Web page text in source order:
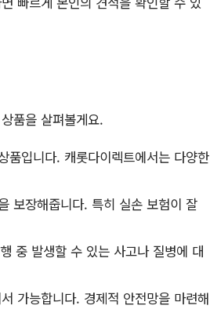
품을 살펴볼게요.
품입니다. 캐롯다이렉트에서는 다양한
보장해줍니다. 특히 실손 보험이 잘
중 발생할 수 있는 사고나 질병에 대
가능합니다. 경제적 안전망을 마련해